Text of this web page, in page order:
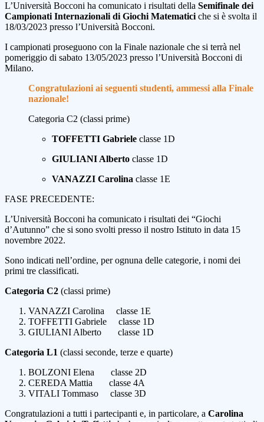
L’Università Bocconi ha comunicato i risultati della Semifinale dei
Campionati Internazionali di Giochi Matematici che si è svolta il
18/03/2023 presso l’Università Bocconi.
I campionati proseguono con la Finale nazionale che si terrà nel
pomeriggio di sabato 13/05/2023 presso l’Università Bocconi di
Milano.
Congratulazioni ai seguenti studenti, ammessi alla Finale
nazionale!
Categoria C2 (classi prime)
TOFFETTI Gabriele classe 1D
GIULIANI Alberto classe 1D
VANAZZI Carolina classe 1E
FASE PRECEDENTE:
L’Università Bocconi ha comunicato i risultati dei “Giochi
d’Autunno” che si sono svolti presso il nostro Istituto in data 15
novembre 2022.
Sono indicati nell’ordine, per ognuna delle categorie, i nomi dei
primi tre classificati.
Categoria C2 (classi prime)
VANAZZI Carolina
classe 1E
TOFFETTI Gabriele classe 1D
GIULIANI Alberto
classe 1D
Categoria L1 (classi seconde, terze e quarte)
BOLZONI Elena
classe 2D
CEREDA Mattia
classe 4A
VITALI Tommaso classe 3D
Congratulazioni a tutti i partecipanti e, in particolare, a Carolina